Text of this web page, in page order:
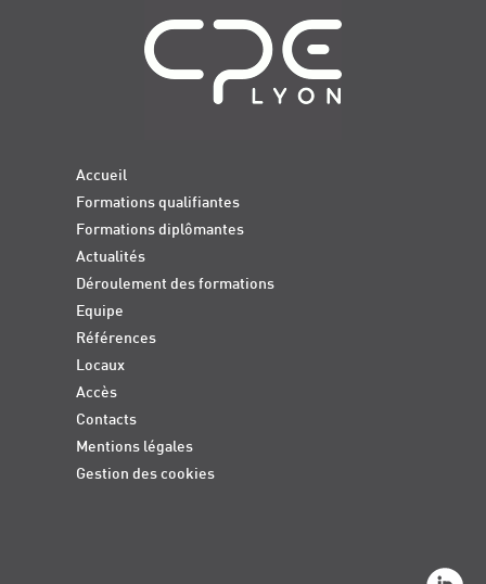
Accueil
Formations qualifiantes
Formations diplômantes
Actualités
Déroulement des formations
Equipe
Références
Locaux
Accès
Contacts
Mentions légales
Gestion des cookies